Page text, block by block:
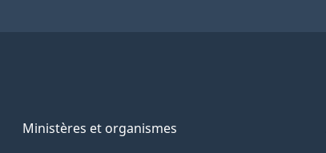
Ministères et organismes